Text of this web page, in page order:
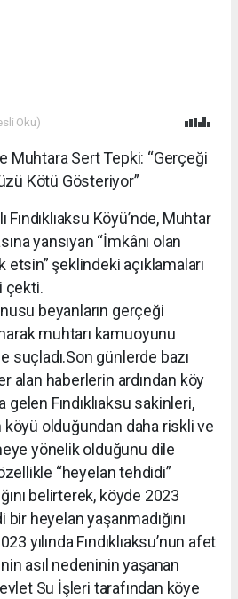
Oku)
Muhtara Sert Tepki: “Gerçeği
Kötü Gösteriyor”
Köyü’nde, Muhtar
yansıyan “İmkânı olan
şeklindeki açıklamaları
çekti.
beyanların gerçeği
muhtarı kamuoyunu
suçladı.Son günlerde bazı
alan haberlerin ardından köy
gelen Fındıklıaksu sakinleri,
köyü olduğundan daha riskli ve
yönelik olduğunu dile
“heyelan tehdidi”
belirterek, köyde 2023
bir heyelan yaşanmadığını
yılında Fındıklıaksu’nun afet
asıl nedeninin yaşanan
Su İşleri tarafından köye